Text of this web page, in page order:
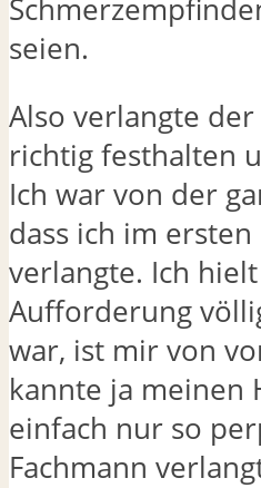
seien.
Also verlangte
richtig festhalten
Ich war von der
dass ich im
verlangte. Ich
Aufforderung
war, ist mir von
kannte ja meinen
einfach nur so
Fachmann